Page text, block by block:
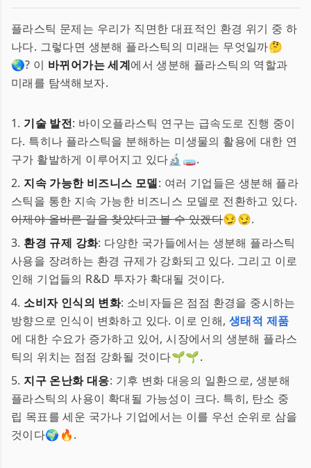
플라스틱 문제는 우리가 직면한 대표적인 환경 위기 중 하
나다. 그렇다면 생분해 플라스틱의 미래는 무엇일까🤔
🌏? 이 바뀌어가는 세계에서 생분해 플라스틱의 역할과
미래를 탐색해보자.
1. 기술 발전: 바이오플라스틱 연구는 급속도로 진행 중이
다. 특히나 플라스틱을 분해하는 미생물의 활용에 대한 연
구가 활발하게 이루어지고 있다🔬🧫.
2. 지속 가능한 비즈니스 모델: 여러 기업들은 생분해 플라
스틱을 통한 지속 가능한 비즈니스 모델로 전환하고 있다.
이제야 올바른 길을 찾았다고 볼 수 있겠다😏😏.
3. 환경 규제 강화: 다양한 국가들에서는 생분해 플라스틱
사용을 장려하는 환경 규제가 강화되고 있다. 그리고 이로
인해 기업들의 R&D 투자가 확대될 것이다.
4. 소비자 인식의 변화: 소비자들은 점점 환경을 중시하는
방향으로 인식이 변화하고 있다. 이로 인해, 생태적 제품
에 대한 수요가 증가하고 있어, 시장에서의 생분해 플라스
틱의 위치는 점점 강화될 것이다🌱🌱.
5. 지구 온난화 대응: 기후 변화 대응의 일환으로, 생분해
플라스틱의 사용이 확대될 가능성이 크다. 특히, 탄소 중
립 목표를 세운 국가나 기업에서는 이를 우선 순위로 삼을
것이다🌍🔥.